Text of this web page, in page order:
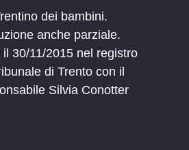
dei bambini.
anche parziale.
30/11/2015 nel registro
di Trento con il
Silvia Conotter